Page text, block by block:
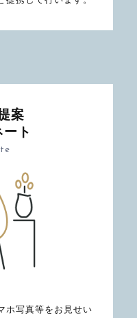
案
ト
ホ写真等をお見せい